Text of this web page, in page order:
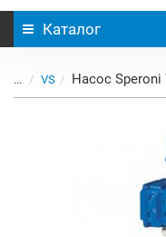
Каталог
... VS Насос Speroni